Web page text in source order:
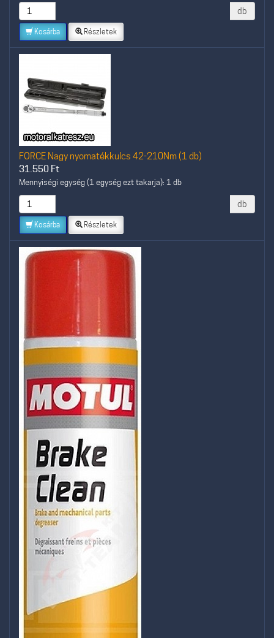
db
Kosárba Részletek
FORCE Nagy nyomatékkulcs 42-210Nm (1 db)
31.550 Ft
Mennyiségi egység (1 egység ezt takarja): 1 db
db
Kosárba Részletek